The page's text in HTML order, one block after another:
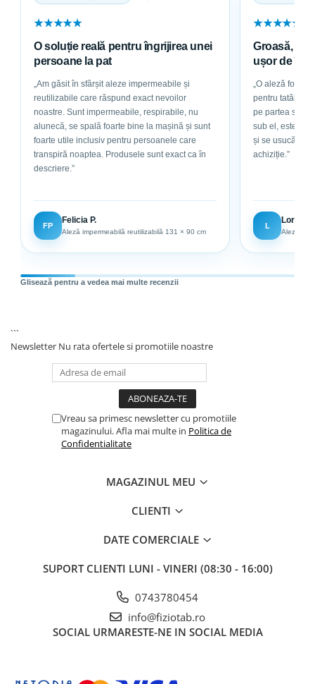
★★★★★
O soluție reală pentru îngrijirea unei
persoane la pat
„Am găsit în sfârșit aleze impermeabile și
reutilizabile care răspund exact nevoilor
noastre. Sunt impermeabile, respirabile, nu
alunecă, se spală foarte bine la mașină și sunt
foarte utile inclusiv pentru persoanele care
transpiră noaptea. Produsele sunt exact ca în
descriere.”
FP
Felicia P.
Aleză impermeabilă reutilizabilă 131 × 90 cm
★★★★★
Groasă,
ușor de
„O aleză foarte
pentru tatăl meu, care este la pat. Are
pe partea
sub el, este
și se usucă ușor. Sunt foarte mulțumită de
achiziție.”
L
Aleză
Glisează pentru a vedea mai multe recenzii
```
Newsletter Nu rata ofertele si promotiile noastre
Vreau sa primesc newsletter cu promotiile
magazinului. Afla mai multe in Politica de
Confidentialitate
MAGAZINUL MEU
CLIENTI
DATE COMERCIALE
SUPORT CLIENTI LUNI - VINERI (08:30 - 16:00)
0743780454
info@fiziotab.ro
SOCIAL URMARESTE-NE IN SOCIAL MEDIA